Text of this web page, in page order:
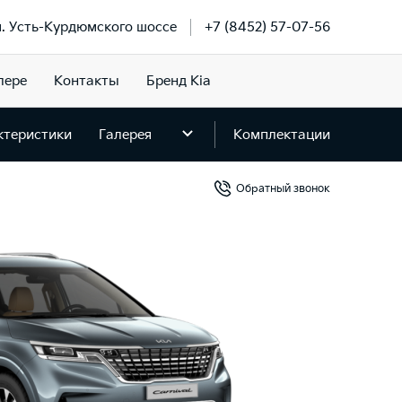
Усть-Курдюмского шоссе +7 (8452) 57-07-56
Контакты Бренд Kia
Галерея Комплектации
Обратный звонок